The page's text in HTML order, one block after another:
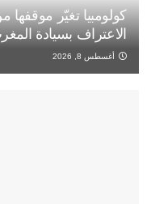
كولومبيا تغيّر
الاعتراف بسيادة
أغسطس 8, 2026